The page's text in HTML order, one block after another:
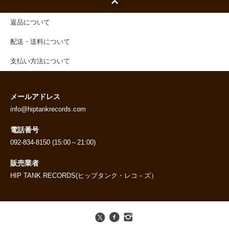
返品について
配送・送料について
支払い方法について
メールアドレス
info@hiptankrecords.com
電話番号
092-834-8150 (15:00～21:00)
販売業者
HIP TANK RECORDS(ヒップタンク・レコ－ズ）